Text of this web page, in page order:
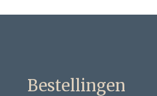
Bestellingen